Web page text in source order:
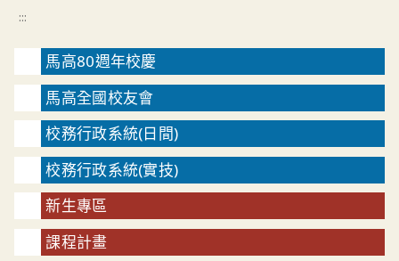
:::
馬高80週年校慶
馬高全國校友會
校務行政系統(日間)
校務行政系統(實技)
新生專區
課程計畫